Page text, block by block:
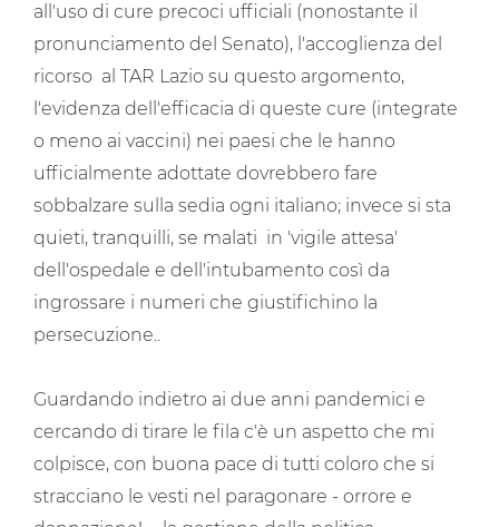
all'uso di cure precoci ufficiali (nonostante il
pronunciamento del Senato), l'accoglienza del
ricorso al TAR Lazio su questo argomento,
l'evidenza dell'efficacia di queste cure (integrate
o meno ai vaccini) nei paesi che le hanno
ufficialmente adottate dovrebbero fare
sobbalzare sulla sedia ogni italiano; invece si sta
quieti, tranquilli, se malati in 'vigile attesa'
dell'ospedale e dell'intubamento così da
ingrossare i numeri che giustifichino la
persecuzione..
Guardando indietro ai due anni pandemici e
cercando di tirare le fila c'è un aspetto che mi
colpisce, con buona pace di tutti coloro che si
stracciano le vesti nel paragonare - orrore e